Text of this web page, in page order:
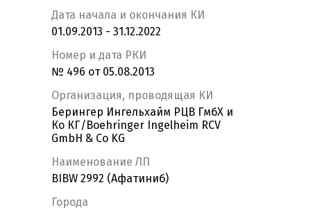
Дата начала и окончания КИ
01.09.2013 - 31.12.2022
Номер и дата РКИ
№ 496 от 05.08.2013
Организация, проводящая КИ
Берингер Ингельхайм РЦВ ГмбХ и
Ко КГ/Boehringer Ingelheim RCV
GmbH & Co KG
Наименование ЛП
BIBW 2992 (Афатиниб)
Города